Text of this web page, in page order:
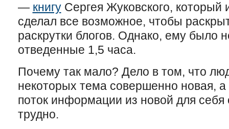
— книгуСергея Жуковского, который
сделал все возможное, чтобы
раскрутки блогов. Однако, ему было
отведенные 1,5 часа.
Почему так мало? Дело в том, что
некоторых тема совершенно новая,
поток информации из новой для себя
трудно.